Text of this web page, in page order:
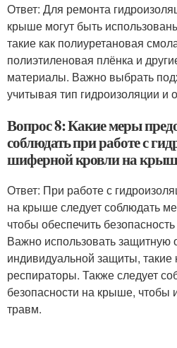
Ответ: Для ремонта
крыше могут быть
такие как полиуретановая
полиэтиленовая плёнка и
материалы. Важно выбрать
учитывая тип гидроизоляции и
Вопрос 8: Какие меры
соблюдать при работе с
шиферной кровли на
Ответ: При работе с
на крыше следует соблюдать
чтобы обеспечить
Важно использовать защитную
индивидуальной защиты, такие
респираторы. Также следует
безопасности на крыше, чтобы
травм.